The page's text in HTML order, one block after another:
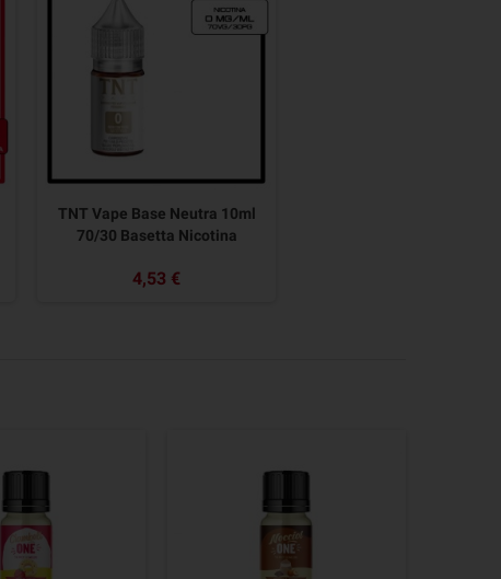
TNT Vape Base Neutra 10ml
70/30 Basetta Nicotina
4,53 €